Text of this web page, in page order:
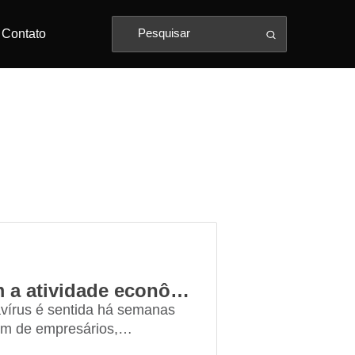
Contato
Voto em Análise: “Se voltarmos com a atividade econômica após a Páscoa, o Brasil volta a crescer” afirma Onyx Lorenzoni
é sentida há semanas
de empresários,